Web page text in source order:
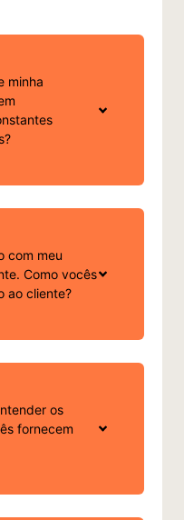
das
2026
de
até
alerta para
07/08/2026
minha
com meu
Como vocês
ao cliente?
os
fornecem